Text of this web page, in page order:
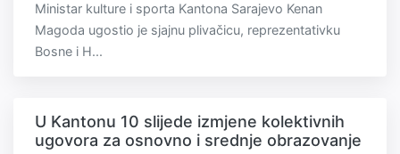
Ministar kulture i sporta Kantona Sarajevo Kenan
Magoda ugostio je sjajnu plivačicu, reprezentativku
Bosne i H...
U Kantonu 10 slijede izmjene kolektivnih
ugovora za osnovno i srednje obrazovanje